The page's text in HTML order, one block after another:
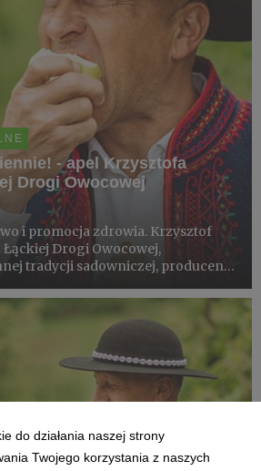
- apel Krzysztofa
Drogi Owocowej
i promocja zdrowia. Krzysztof
Drogi Owocowej,
tradycji sadowniczej, producent
- przypomina, że w Polsce
j...
do działania naszej strony
Twojego korzystania z naszych